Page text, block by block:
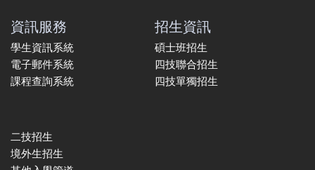
資訊服務
學生資訊系統
電子郵件系統
課程查詢系統
招生資訊
碩士班招生
四技聯合招生
四技單獨招生
二技招生
境外生招生